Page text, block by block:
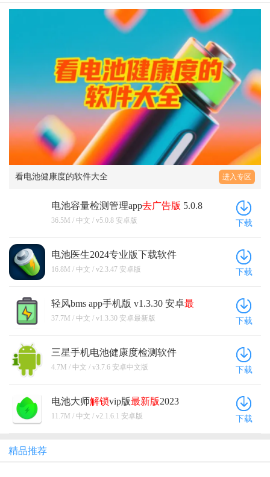
看电池健康度的软件大全 进入专区
电池容量检测管理app去广告版 5.0.8
v5.0.8 安卓版
36.5M / 中文 / v5.0.8 安卓版 下载
电池医生2024专业版下载软件
v2.3.47 安卓版
16.8M / 中文 / v2.3.47 安卓版 下载
轻风bms app手机版 v1.3.30 安卓最
新版
37.7M / 中文 / v1.3.30 安卓最新版 下载
三星手机电池健康度检测软件
(Phone INFO) v3.7.6 安卓中文版
4.7M / 中文 / v3.7.6 安卓中文版 下载
电池大师解锁vip版最新版2023
v2.1.6.1 安卓版
11.7M / 中文 / v2.1.6.1 安卓版 下载
精品推荐